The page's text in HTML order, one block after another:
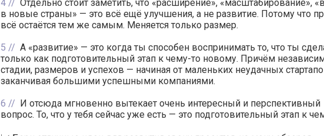
4
Отдельно стоит заметить, что «расширение», «масштабирование»,
в новые страны» — это всё ещё улучшения, а не развитие. Потому что
всё остаётся тем же самым. Меняется только размер.
5
А «развитие» — это когда ты способен воспринимать то, что ты
только как подготовительный этап к чему-то новому. Причём
стадии, размеров и успехов — начиная от маленьких неудачных
заканчивая большими успешными компаниями.
6
И отсюда мгновенно вытекает очень интересный и перспективный
вопрос. То, что у тебя сейчас уже есть — это подготовительный этап к